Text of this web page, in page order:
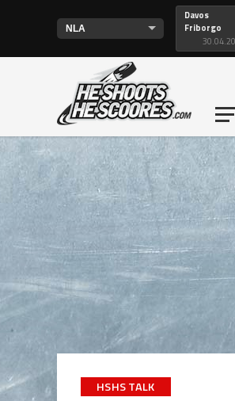
Davos
Friborgo
HSHS TALK